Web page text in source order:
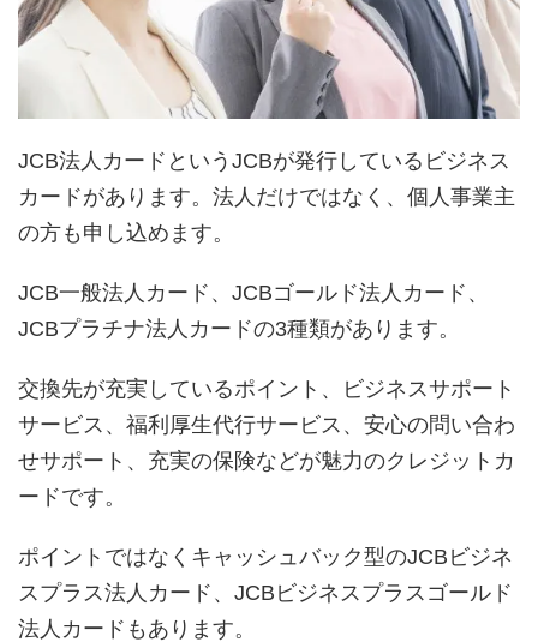
JCB法人カードというJCBが発行しているビジネス
カードがあります。法人だけではなく、個人事業主
の方も申し込めます。
JCB一般法人カード、JCBゴールド法人カード、
JCBプラチナ法人カードの3種類があります。
交換先が充実しているポイント、ビジネスサポート
サービス、福利厚生代行サービス、安心の問い合わ
せサポート、充実の保険などが魅力のクレジットカ
ードです。
ポイントではなくキャッシュバック型のJCBビジネ
スプラス法人カード、JCBビジネスプラスゴールド
法人カードもあります。